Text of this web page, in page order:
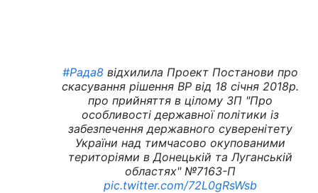
#Рада8 відхилила Проект Постанови про
скасування рішення ВР від 18 січня 2018р.
про прийняття в цілому ЗП "Про
особливості державної політики із
забезпечення державного суверенітету
України над тимчасово окупованими
територіями в Донецькій та Луганській
областях" №7163-П
pic.twitter.com/72L0gRsWsb